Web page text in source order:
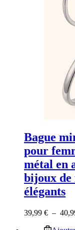
Bague
pour
métal en
bijoux de
élégants
39,99 € –